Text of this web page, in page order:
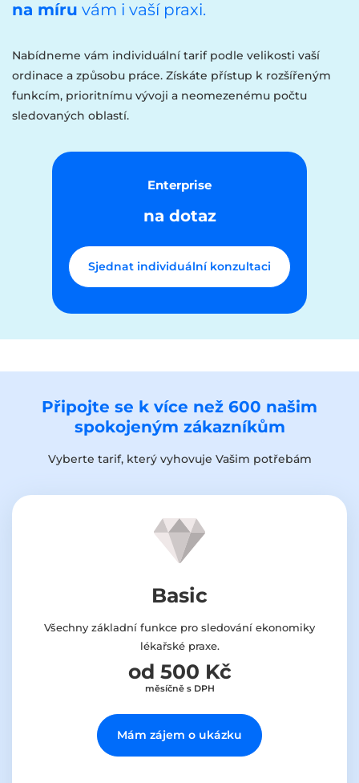
na míru vám i vaší praxi.
Nabídneme vám individuální tarif podle velikosti vaší
ordinace a způsobu práce. Získáte přístup k rozšířeným
funkcím, prioritnímu vývoji a neomezenému počtu
sledovaných oblastí.
Enterprise
na dotaz
Sjednat individuální konzultaci
Připojte se k více než 600 našim
spokojeným zákazníkům
Vyberte tarif, který vyhovuje Vašim potřebám
Basic
Všechny základní funkce pro sledování ekonomiky
lékařské praxe.
od 500 Kč
měsíčně s DPH
Mám zájem o ukázku